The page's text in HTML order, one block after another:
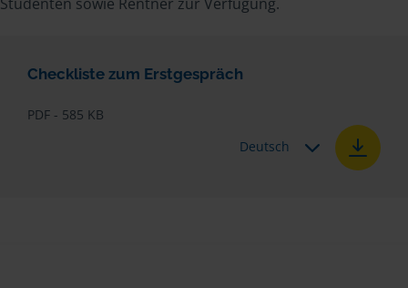
Checkliste zum Erstgespräch
PDF - 585 KB
Deutsch